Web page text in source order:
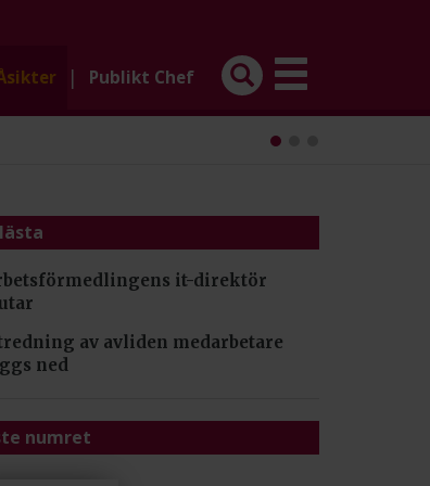
| Publikt Chef
it-direktör
av avliden medarbetare
ned
numret